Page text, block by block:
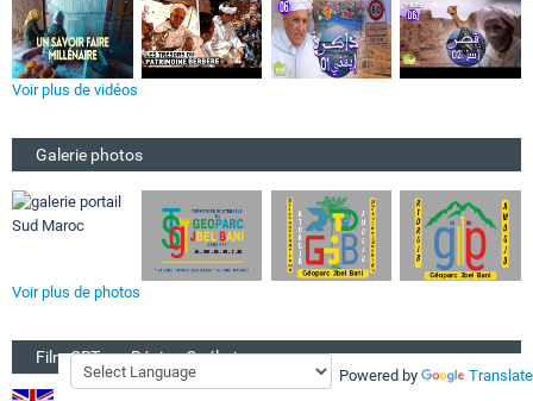
Voir plus de vidéos
Galerie photos
Voir plus de photos
Film CRT sur Région Guélmim
Powered by Translate